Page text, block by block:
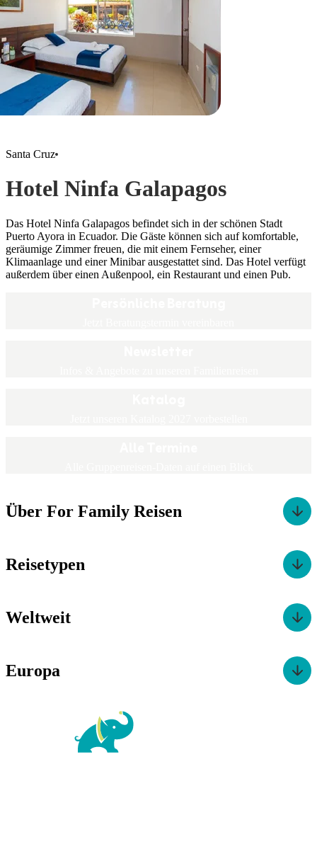
Santa Cruz
Hotel Ninfa Galapagos
Das Hotel Ninfa Galapagos befindet sich in der schönen Stadt
Puerto Ayora in Ecuador. Die Gäste können sich auf komfortable,
geräumige Zimmer freuen, die mit einem Fernseher, einer
Klimaanlage und einer Minibar ausgestattet sind. Das Hotel verfügt
außerdem über einen Außenpool, ein Restaurant und einen Pub.
Über For Family Reisen
Reisetypen
Weltweit
Europa